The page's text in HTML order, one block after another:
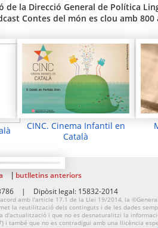
de la Direcció General de Política
Contes del món es clou amb 800
CINC. Cinema Infantil en
Català
butlletins anteriors
| Dipòsit legal: 15832-2014
amb l'article 17.1 de la Llei 19/2014, la
la reutilització dels continguts i de les dades
d'actualització i que no es desnaturalitzi la
i també que no es contradigui amb una llicència